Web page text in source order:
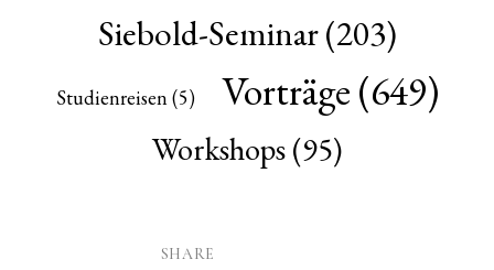
Siebold-Seminar(203)
Studienreisen(5) Vorträge(649)
Workshops(95)
SHARE